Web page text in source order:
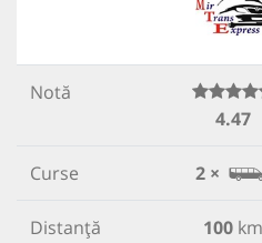
Notă
4.47
Curse 2 ×
Distanță 100 km